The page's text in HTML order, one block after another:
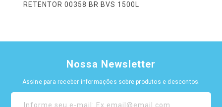
RETENTOR 00358 BR BVS 1500L
Nossa Newsletter
Assine para receber informações sobre produtos e descontos.